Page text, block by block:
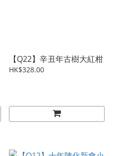
【Q22】辛丑年古樹大紅柑
HK$328.00